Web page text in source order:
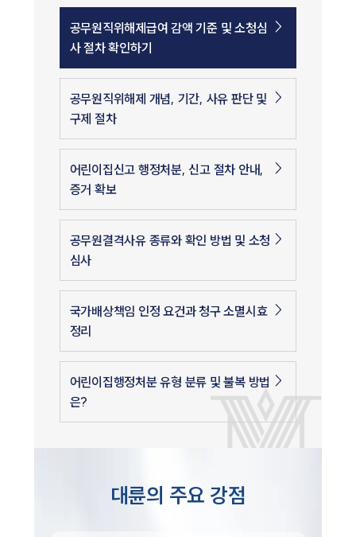
공무원직위해제급여 감액 기준 및 소청심
사 절차 확인하기
공무원직위해제 개념, 기간, 사유 판단 및
구제 절차
어린이집신고 행정처분, 신고 절차 안내,
증거 확보
공무원결격사유 종류와 확인 방법 및 소청
심사
국가배상책임 인정 요건과 청구 소멸시효
정리
어린이집행정처분 유형 분류 및 불복 방법
은?
대륜의 주요 강점